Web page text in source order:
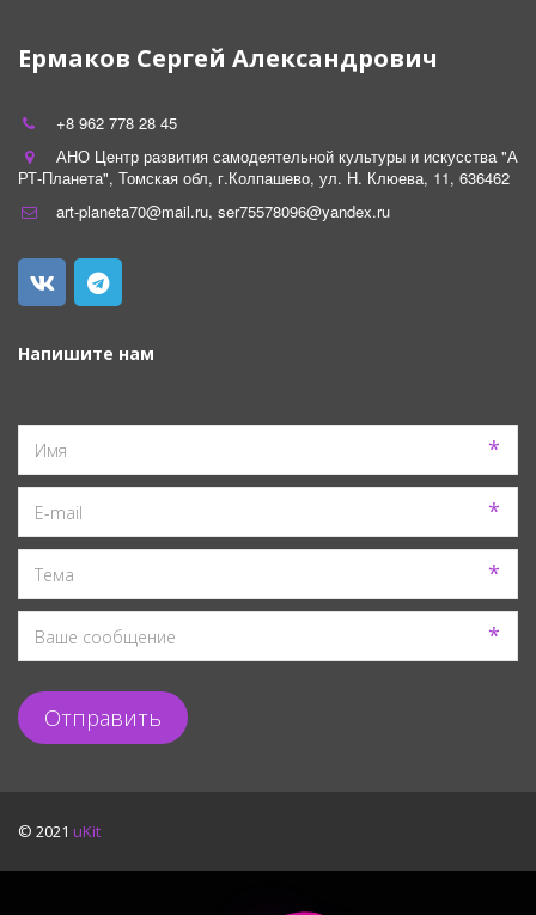
Ермаков Сергей Александрович
+8 962 778 28 45
АНО Центр развития самодеятельной культуры и искусства "А
РТ-Планета", Томская обл, г.Колпашево, ул. Н. Клюева, 11, 636462
art-planeta70@mail.ru, ser75578096@yandex.ru
Напишите нам
*
*
*
*
Отправить
© 2021 uKit